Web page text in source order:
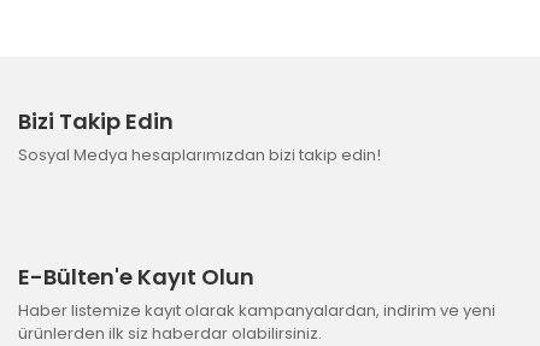
Bizi Takip Edin
Sosyal Medya hesaplarımızdan bizi takip edin!
E-Bülten'e Kayıt Olun
Haber listemize kayıt olarak kampanyalardan, indirim ve yeni
ürünlerden ilk siz haberdar olabilirsiniz.